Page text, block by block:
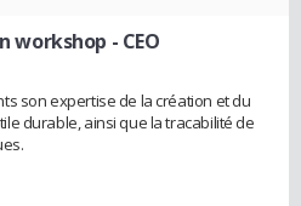
workshop - CEO
son expertise de la création et du
durable, ainsi que la tracabilité de